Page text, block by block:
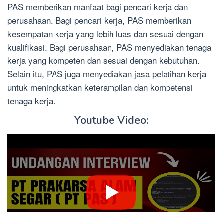
PAS memberikan manfaat bagi pencari kerja dan
perusahaan. Bagi pencari kerja, PAS memberikan
kesempatan kerja yang lebih luas dan sesuai dengan
kualifikasi. Bagi perusahaan, PAS menyediakan tenaga
kerja yang kompeten dan sesuai dengan kebutuhan.
Selain itu, PAS juga menyediakan jasa pelatihan kerja
untuk meningkatkan keterampilan dan kompetensi
tenaga kerja.
Youtube Video: